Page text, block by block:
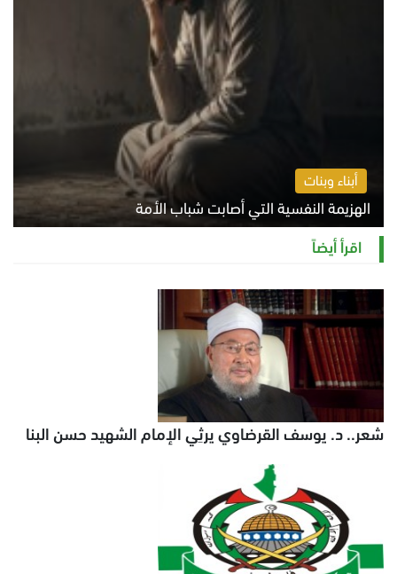
أبناء وبنات
الهزيمة النفسية التي أصابت شباب الأمة
الخميس 6 أغسطس 2026 11:12 ص
اقرأ أيضاً
شعر.. د. يوسف القرضاوي يرثِي الإمام الشهيد حسن البنا